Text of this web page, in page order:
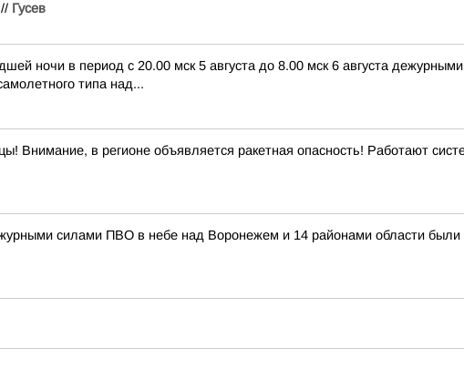
Гусев
ночи в период с 20.00 мск 5 августа до 8.00 мск 6 августа
типа над...
Внимание, в регионе объявляется ракетная опасность! Работают
силами ПВО в небе над Воронежем и 14 районами области